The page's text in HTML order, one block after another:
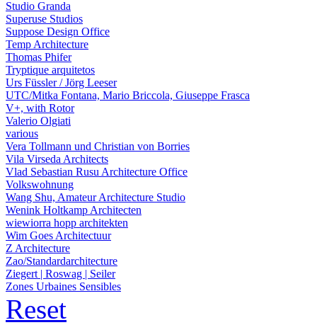
Studio Granda
Superuse Studios
Suppose Design Office
Temp Architecture
Thomas Phifer
Tryptique arquitetos
Urs Füssler / Jörg Leeser
UTC/Mitka Fontana, Mario Briccola, Giuseppe Frasca
V+, with Rotor
Valerio Olgiati
various
Vera Tollmann und Christian von Borries
Vila Virseda Architects
Vlad Sebastian Rusu Architecture Office
Volkswohnung
Wang Shu, Amateur Architecture Studio
Wenink Holtkamp Architecten
wiewiorra hopp architekten
Wim Goes Architectuur
Z Architecture
Zao/Standardarchitecture
Ziegert | Roswag | Seiler
Zones Urbaines Sensibles
Reset